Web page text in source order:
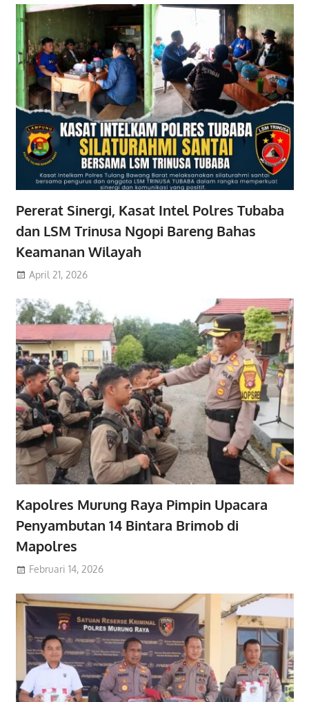
Pererat Sinergi, Kasat Intel Polres Tubaba
dan LSM Trinusa Ngopi Bareng Bahas
Keamanan Wilayah
April 21, 2026
Kapolres Murung Raya Pimpin Upacara
Penyambutan 14 Bintara Brimob di
Mapolres
Februari 14, 2026